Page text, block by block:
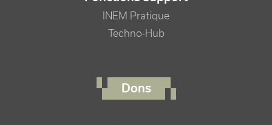
INEM Pratique
Techno-Hub
Dons